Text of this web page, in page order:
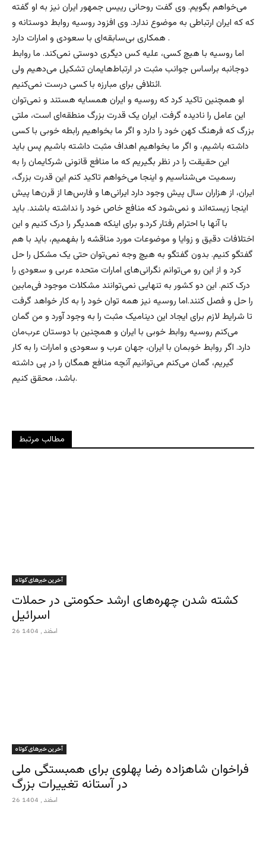
می‌خواهم بگویم. وی گفت روحانی رییس جمهور ایران نیز به او گفته
که که ایران ارتباطی به موضوع ندارد. وی افزود روسیه روابط دوستانه و
همکاری بی‌سابقه‌ای با سعودی و امارات دارد .
اما روسیه با هیچ کسی، علیه کس دیگری دوستی نمی‌کند. ما روابط
دوجانبه براساس جوانب مثبت در ارتباط‌هایمان تشکیل می‌دهیم ولی
ائتلافی برای مبارزه با کسی درست نمی‌کنیم.
او همچنین تاکید کرد که روسیه و ایران همسایه هستند و نمی‌توان
این عامل را نادیده گرفت. ایران یک قدرت بزرگ منطقه‌ای است، ملتی
بزرگ که فرهنگ کهن خود را دارد و اگر ما بخواهیم رابطه خوبی با کسی
داشته باشیم، و اگر ما بخواهیم اهداف مثبت داشته باشیم پس باید
این حقیقت را در نظر بگیریم که ما منافع قانونی شرکایمان را به
رسمیت می‌شناسیم و اینجا می‌خواهم تاکید کنم این قدرت بزرگ،
ایران، از هزاران سال پیش وجود دارد ایرانی‌ها و فارس‌ها از قرن‌ها پیش
اینجا زیسته‌اند و نمی‌شود که منافع خاص خود را نداشته باشند. باید
با آنها با احترام رفتار کرد.و برای اینکه همدیگر را درک کنیم و این
اختلافات دقیق و زوایا و موضوعات مورد مناقشه را بفهمیم، باید با هم
گفتگو کنیم. بدون گفتگو به هیچ وجه نمی‌توان حتی یک مشکل را حل
کرد و از این رو می‌توانم نگرانی‌های امارات متحده عربی و سعودی را
درک کنم. این دو کشور به تنهایی نمی‌توانند مشکلات موجود فی‌مابین
را حل و فصل کنند.اما روسیه نیز همه توان خود را به کار خواهد گرفت
تا شرایط لازم برای ایجاد این دینامیک مثبت را به وجود آورد و من گمان
می‌کنم روسیه روابط خوبی با ایران و همچنین با دوستان عرب‌مان
دارد. اگر روابط خوبمان با ایران، جهان عرب و سعودی و امارات را به کار
گیریم، گمان می‌کنم می‌توانیم آنچه منافع همگان را در پی داشته
باشد، محقق کنیم.
مطالب مرتبط
آخرین خبرهای کوتاه
کشته شدن چهره‌های ارشد حکومتی در حملات
اسرائیل
26 اسفند , 1404
آخرین خبرهای کوتاه
فراخوان شاهزاده رضا پهلوی برای همبستگی ملی
در آستانه تغییرات بزرگ
26 اسفند , 1404